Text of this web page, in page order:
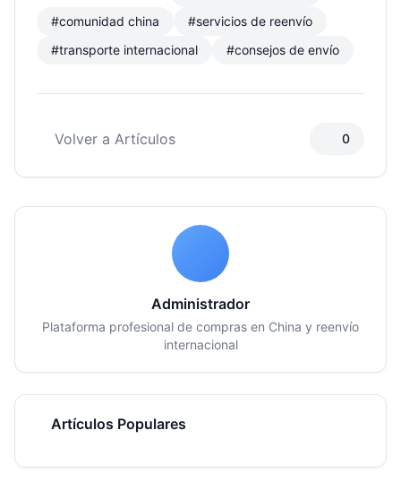
#comunidad china
#servicios de reenvío
#transporte internacional
#consejos de envío
Volver a Artículos 0
Administrador
Plataforma profesional de compras en China y reenvío
internacional
Artículos Populares